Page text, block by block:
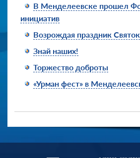
В Менделеевске прошел
инициатив
Возрождая праздник Святок
Знай наших!
Торжество доброты
«Урман фест» в